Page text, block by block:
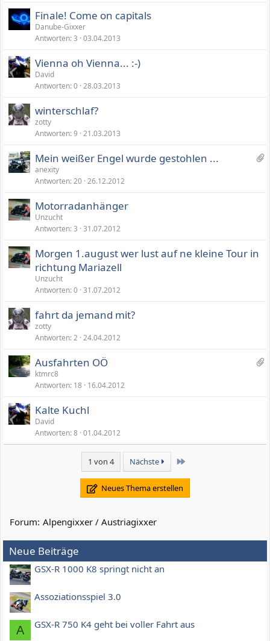
Finale! Come on capitals
Danube-Gixxer
Antworten 3 03.04.2013
Vienna oh Vienna... :-)
David
Antworten 0 28.03.2013
winterschlaf?
zotty
Antworten 9 21.03.2013
2
Mein weißer Engel wurde gestohlen ...
anexity
Antworten 20 26.12.2012
Motorradanhänger
Unzucht
Antworten 3 31.07.2012
Morgen 1.august wer lust auf ne kleine Tour in
richtung Mariazell
Unzucht
Antworten 0 31.07.2012
fahrt da jemand mit?
zotty
Antworten 2 24.04.2012
7
Ausfahrten OÖ
ktmrc8
Antworten 18 16.04.2012
Kalte Kuchl
David
Antworten 8 01.04.2012
1 von 4 Nächste Letzte
Neues Thema erstellen
Forum: Alpengixxer / Austriagixxer
Neue Beiträge
GSX-R 1000 K8 springt nicht an
Assoziationsspiel 3.0
A GSX-R 750 K4 geht bei voller Fahrt aus